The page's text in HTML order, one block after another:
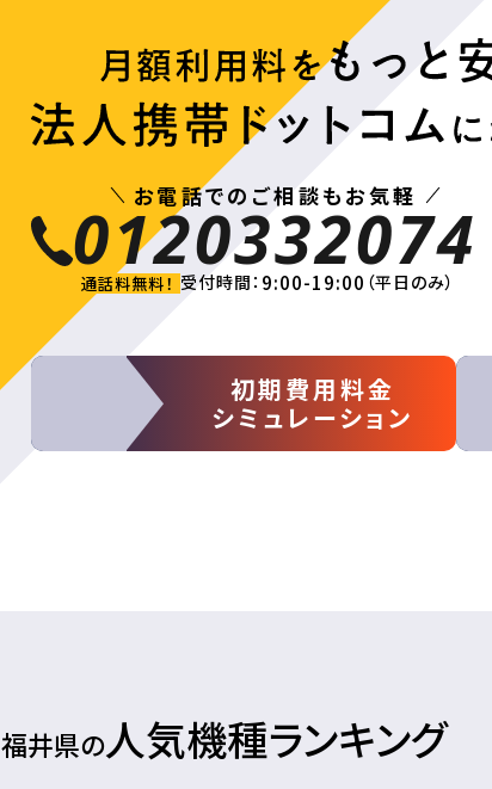
お電話でのご相談もお気軽
0120332074
通話料無料！ 受付時間： 9:00-19:00 （平日のみ）
初期費用料金
シミュレーション
福井県の人気機種ランキング